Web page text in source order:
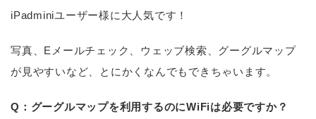
iPadminiユーザー様に大人気です！
写真、Eメールチェック、ウェッブ検索、グーグルマップ
が見やすいなど、とにかくなんでもできちゃいます。
Q：グーグルマップを利用するのにWiFiは必要ですか？